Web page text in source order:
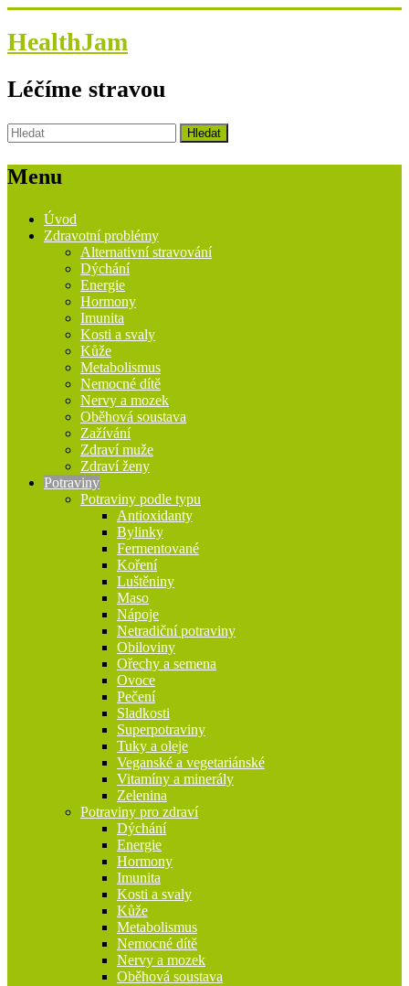
HealthJam
Léčíme stravou
Menu
Úvod
Zdravotní problémy
Alternativní stravování
Dýchání
Energie
Hormony
Imunita
Kosti a svaly
Kůže
Metabolismus
Nemocné dítě
Nervy a mozek
Oběhová soustava
Zažívání
Zdraví muže
Zdraví ženy
Potraviny
Potraviny podle typu
Antioxidanty
Bylinky
Fermentované
Koření
Luštěniny
Maso
Nápoje
Netradiční potraviny
Obiloviny
Ořechy a semena
Ovoce
Pečení
Sladkosti
Superpotraviny
Tuky a oleje
Veganské a vegetariánské
Vitamíny a minerály
Zelenina
Potraviny pro zdraví
Dýchání
Energie
Hormony
Imunita
Kosti a svaly
Kůže
Metabolismus
Nemocné dítě
Nervy a mozek
Oběhová soustava